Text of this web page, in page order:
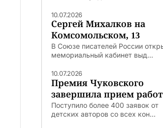
10.07.2026
Сергей Михалков на
Комсомольском, 13
В Союзе писателей России
мемориальный кабинет выд...
10.07.2026
Премия Чуковского
завершила прием работ
Поступило более 400 заявок от
детских авторов со всех кон...